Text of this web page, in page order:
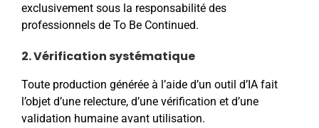
exclusivement sous la responsabilité des
professionnels de To Be Continued.
2. Vérification systématique
Toute production générée à l’aide d’un outil d’IA fait
l’objet d’une relecture, d’une vérification et d’une
validation humaine avant utilisation.